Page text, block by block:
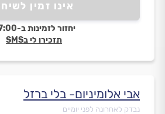
אינו זמין
יחזור לזמינות ב-07:00
תזכירו לי בSMS
אבי אלומיניום- בלי ברזל
נבדק לאחרונה לפני יומיים